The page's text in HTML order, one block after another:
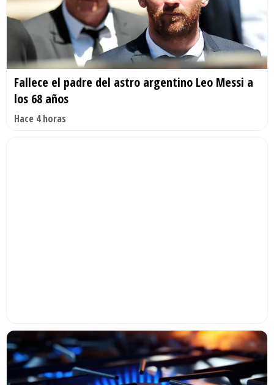
Fallece el padre del astro argentino Leo Messi a
los 68 años
Hace 4 horas